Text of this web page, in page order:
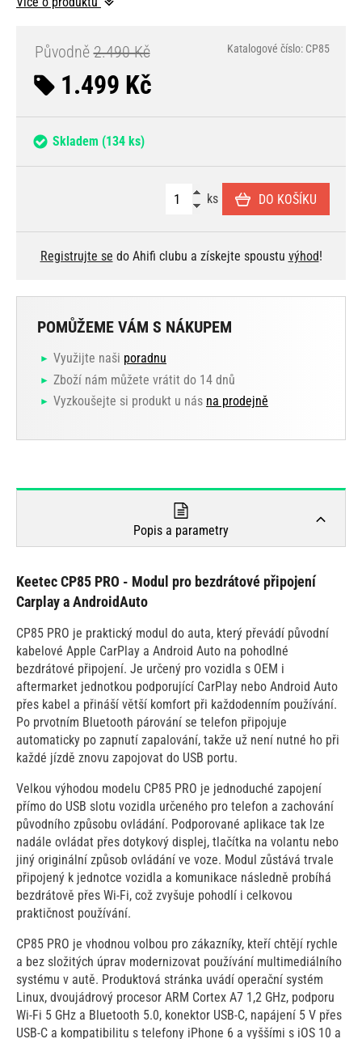
Původně2.490 Kč
1.499 Kč
Katalogové číslo: CP85
Skladem (134 ks)
ks DO KOŠÍKU
Registrujte se do Ahifi clubu a získejte spoustu výhod!
POMŮŽEME VÁM S NÁKUPEM
Využijte naši poradnu
Zboží nám můžete vrátit do 14 dnů
Vyzkoušejte si produkt u nás na prodejně
Popis a parametry
Keetec CP85 PRO - Modul pro bezdrátové připojení
Carplay a AndroidAuto
CP85 PRO je praktický modul do auta, který převádí původní
kabelové Apple CarPlay a Android Auto na pohodlné
bezdrátové připojení. Je určený pro vozidla s OEM i
aftermarket jednotkou podporující CarPlay nebo Android Auto
přes kabel a přináší větší komfort při každodenním používání.
Po prvotním Bluetooth párování se telefon připojuje
automaticky po zapnutí zapalování, takže už není nutné ho při
každé jízdě znovu zapojovat do USB portu.
Velkou výhodou modelu CP85 PRO je jednoduché zapojení
přímo do USB slotu vozidla určeného pro telefon a zachování
původního způsobu ovládání. Podporované aplikace tak lze
nadále ovládat přes dotykový displej, tlačítka na volantu nebo
jiný originální způsob ovládání ve voze. Modul zůstává trvale
připojený k jednotce vozidla a komunikace následně probíhá
bezdrátově přes Wi-Fi, což zvyšuje pohodlí i celkovou
praktičnost používání.
CP85 PRO je vhodnou volbou pro zákazníky, kteří chtějí rychle
a bez složitých úprav modernizovat používání multimediálního
systému v autě. Produktová stránka uvádí operační systém
Linux, dvoujádrový procesor ARM Cortex A7 1,2 GHz, podporu
Wi-Fi 5 GHz a Bluetooth 5.0, konektor USB-C, napájení 5 V přes
USB-C a kompatibilitu s telefony iPhone 6 a vyššími s iOS 10 a